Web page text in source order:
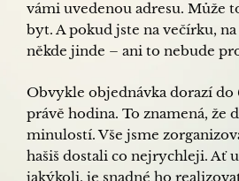
vámi uvedenou adresu. Může
byt. A pokud jste na večírku,
někde jinde – ani to nebude
Obvykle objednávka dorazí do
právě hodina. To znamená, že
minulostí. Vše jsme
hašiš dostali co nejrychleji. Ať
jakýkoli, je snadné ho